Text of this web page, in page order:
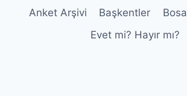
Anket Arşivi Başkentler Bosa
Evet mi? Hayır mı?